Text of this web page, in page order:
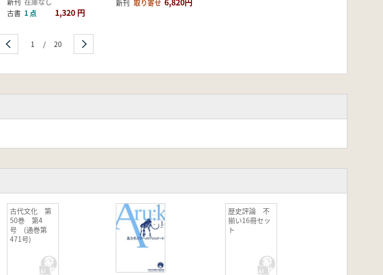
古書 1 点 1,320 円
新刊 取り寄せ
1 / 20
古代文化 第
50巻 第4
号 (通巻第
471号)
歴史評論 不
揃い16冊セッ
ト